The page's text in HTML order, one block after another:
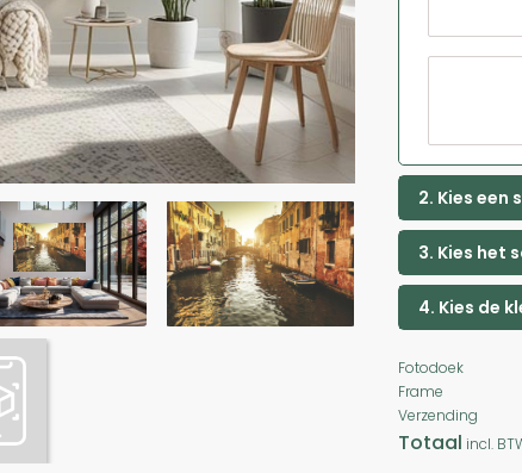
2. Kies een
3. Kies het
4. Kies de
Fotodoek
Frame
Verzending
Totaal incl.